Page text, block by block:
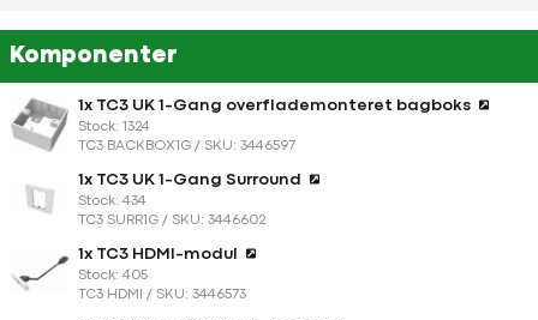
Komponenter
1x TC3 UK 1-Gang overflademonteret bagboks
Stock: 1324
TC3 BACKBOX1G / SKU: 3446597
1x TC3 UK 1-Gang Surround
Stock: 434
TC3 SURR1G / SKU: 3446602
1x TC3 HDMI-modul
Stock: 405
TC3 HDMI / SKU: 3446573